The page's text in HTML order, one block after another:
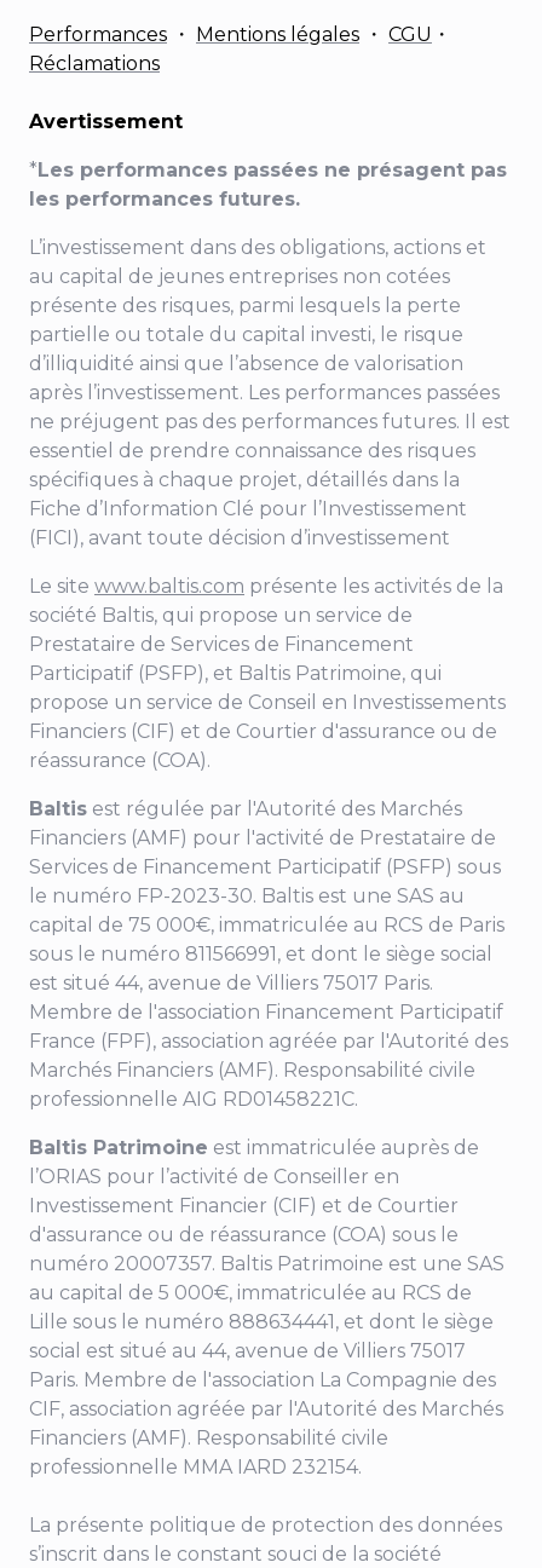
Performances ・ Mentions légales ・ CGU ・
Réclamations
Avertissement
*Les performances passées ne présagent pas
les performances futures.
L’investissement dans des obligations, actions et
au capital de jeunes entreprises non cotées
présente des risques, parmi lesquels la perte
partielle ou totale du capital investi, le risque
d’illiquidité ainsi que l’absence de valorisation
après l’investissement. Les performances passées
ne préjugent pas des performances futures. Il est
essentiel de prendre connaissance des risques
spécifiques à chaque projet, détaillés dans la
Fiche d’Information Clé pour l’Investissement
(FICI), avant toute décision d’investissement
Le site www.baltis.com présente les activités de la
société Baltis, qui propose un service de
Prestataire de Services de Financement
Participatif (PSFP), et Baltis Patrimoine, qui
propose un service de Conseil en Investissements
Financiers (CIF) et de Courtier d'assurance ou de
réassurance (COA).
Baltis est régulée par l'Autorité des Marchés
Financiers (AMF) pour l'activité de Prestataire de
Services de Financement Participatif (PSFP) sous
le numéro FP-2023-30. Baltis est une SAS au
capital de 75 000€, immatriculée au RCS de Paris
sous le numéro 811566991, et dont le siège social
est situé 44, avenue de Villiers 75017 Paris.
Membre de l'association Financement Participatif
France (FPF), association agréée par l'Autorité des
Marchés Financiers (AMF). Responsabilité civile
professionnelle AIG RD01458221C.
Baltis Patrimoine est immatriculée auprès de
l’ORIAS pour l’activité de Conseiller en
Investissement Financier (CIF) et de Courtier
d'assurance ou de réassurance (COA) sous le
numéro 20007357. Baltis Patrimoine est une SAS
au capital de 5 000€, immatriculée au RCS de
Lille sous le numéro 888634441, et dont le siège
social est situé au 44, avenue de Villiers 75017
Paris. Membre de l'association La Compagnie des
CIF, association agréée par l'Autorité des Marchés
Financiers (AMF). Responsabilité civile
professionnelle MMA IARD 232154.
La présente politique de protection des données
s’inscrit dans le constant souci de la société